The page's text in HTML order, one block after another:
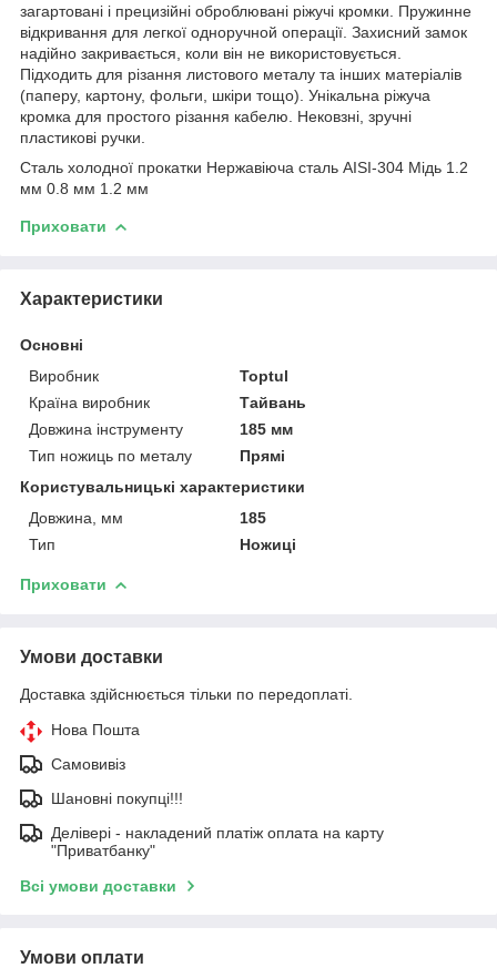
загартовані і прецизійні оброблювані ріжучі кромки. Пружинне
відкривання для легкої одноручной операції. Захисний замок
надійно закривається, коли він не використовується.
Підходить для різання листового металу та інших матеріалів
(паперу, картону, фольги, шкіри тощо). Унікальна ріжуча
кромка для простого різання кабелю. Нековзні, зручні
пластикові ручки.
Сталь холодної прокатки Нержавіюча сталь AISI-304 Мідь 1.2
мм 0.8 мм 1.2 мм
Приховати
Характеристики
Основні
Виробник
Toptul
Країна виробник
Тайвань
Довжина інструменту
185 мм
Тип ножиць по металу
Прямі
Користувальницькі характеристики
Довжина, мм
185
Тип
Ножиці
Приховати
Умови доставки
Доставка здійснюється тільки по передоплаті.
Нова Пошта
Самовивіз
Шановні покупці!!!
Делівері - накладений платіж оплата на карту
"Приватбанку"
Всі умови доставки
Умови оплати